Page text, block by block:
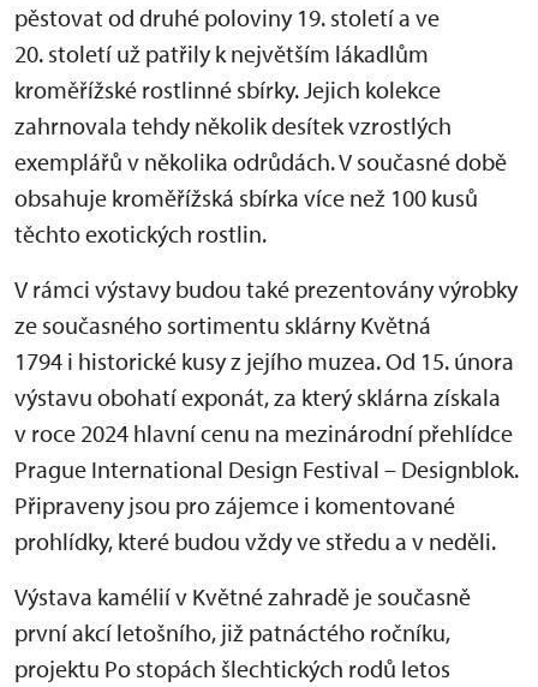
pěstovat od druhé poloviny 19. století a ve
20. století už patřily k největším lákadlům
kroměřížské rostlinné sbírky. Jejich kolekce
zahrnovala tehdy několik desítek vzrostlých
exemplářů v několika odrůdách. V současné době
obsahuje kroměřížská sbírka více než 100 kusů
těchto exotických rostlin.
V rámci výstavy budou také prezentovány výrobky
ze současného sortimentu sklárny Květná
1794 i historické kusy z jejího muzea. Od 15. února
výstavu obohatí exponát, za který sklárna získala
v roce 2024 hlavní cenu na mezinárodní přehlídce
Prague International Design Festival – Designblok.
Připraveny jsou pro zájemce i komentované
prohlídky, které budou vždy ve středu a v neděli.
Výstava kamélií v Květné zahradě je současně
první akcí letošního, již patnáctého ročníku,
projektu Po stopách šlechtických rodů letos